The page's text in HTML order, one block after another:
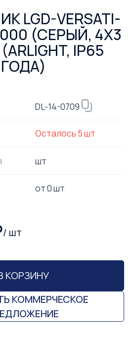
LGD-VERSATI-
(СЕРЫЙ, 4X3
IP65
DL-14-0709
Осталось 5шт
шт
от0шт
/ шт
КОРЗИНУ
КОММЕРЧЕСКОЕ